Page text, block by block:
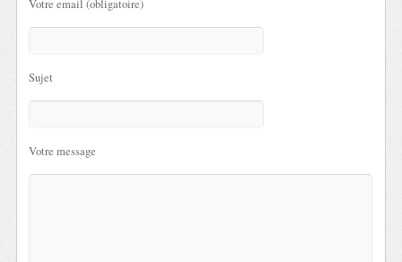
Votre email (obligatoire)
Sujet
Votre message